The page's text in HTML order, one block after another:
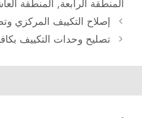
المنطقة الرابعة, المنطقة
إصلاح التكييف المركزي
تصليح وحدات التكييف